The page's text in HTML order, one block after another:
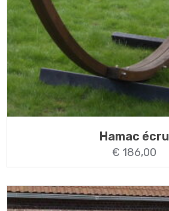
Hamac écru
€ 186,00